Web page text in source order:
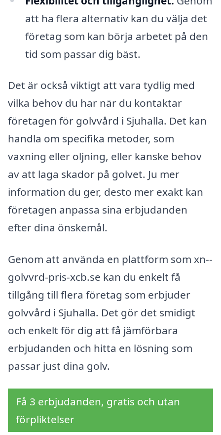
att ha flera alternativ kan du välja det
företag som kan börja arbetet på den
tid som passar dig bäst.
Det är också viktigt att vara tydlig med
vilka behov du har när du kontaktar
företagen för golvvård i Sjuhalla. Det kan
handla om specifika metoder, som
vaxning eller oljning, eller kanske behov
av att laga skador på golvet. Ju mer
information du ger, desto mer exakt kan
företagen anpassa sina erbjudanden
efter dina önskemål.
Genom att använda en plattform som xn--
golvvrd-pris-xcb.se kan du enkelt få
tillgång till flera företag som erbjuder
golvvård i Sjuhalla. Det gör det smidigt
och enkelt för dig att få jämförbara
erbjudanden och hitta en lösning som
passar just dina golv.
Få 3 erbjudanden, gratis och utan
förpliktelser